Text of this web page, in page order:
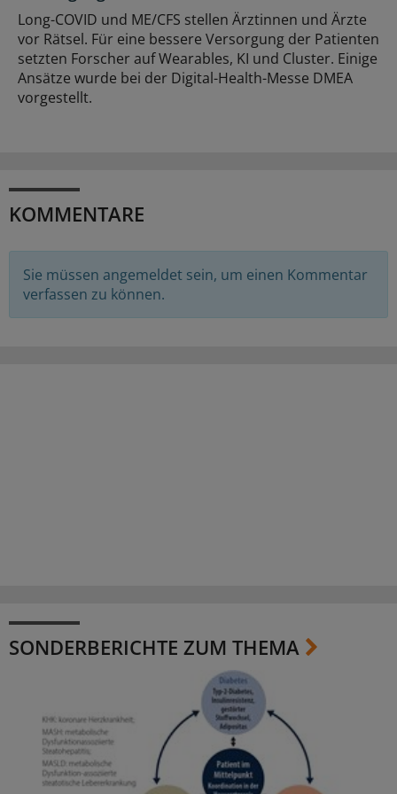
Long-COVID und ME/CFS stellen Ärztinnen und Ärzte
vor Rätsel. Für eine bessere Versorgung der Patienten
setzten Forscher auf Wearables, KI und Cluster. Einige
Ansätze wurde bei der Digital-Health-Messe DMEA
vorgestellt.
KOMMENTARE
Sie müssen angemeldet sein, um einen Kommentar
verfassen zu können.
SONDERBERICHTE ZUM THEMA